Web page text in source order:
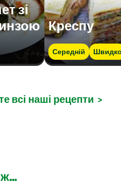
зі
Креспу
Середній
всі наші рецепти >